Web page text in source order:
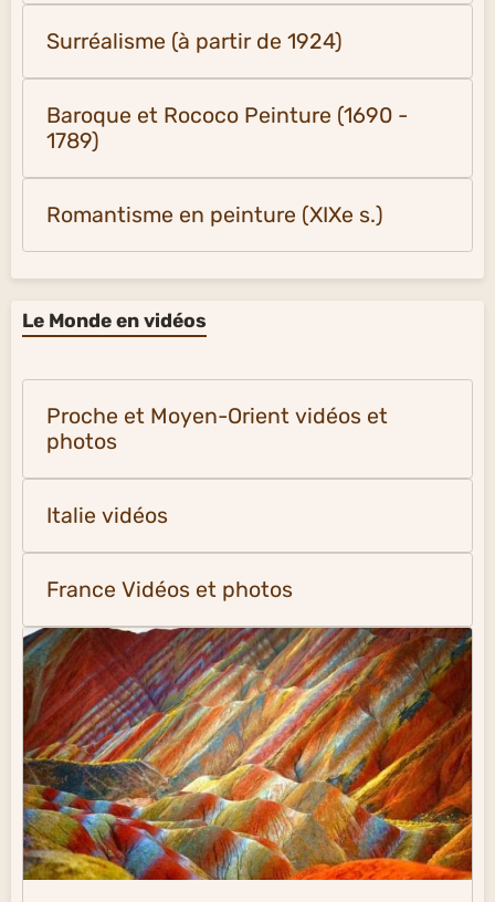
Surréalisme (à partir de 1924)
Baroque et Rococo Peinture (1690 -
1789)
Romantisme en peinture (XIXe s.)
Le Monde en vidéos
Proche et Moyen-Orient vidéos et
photos
Italie vidéos
France Vidéos et photos